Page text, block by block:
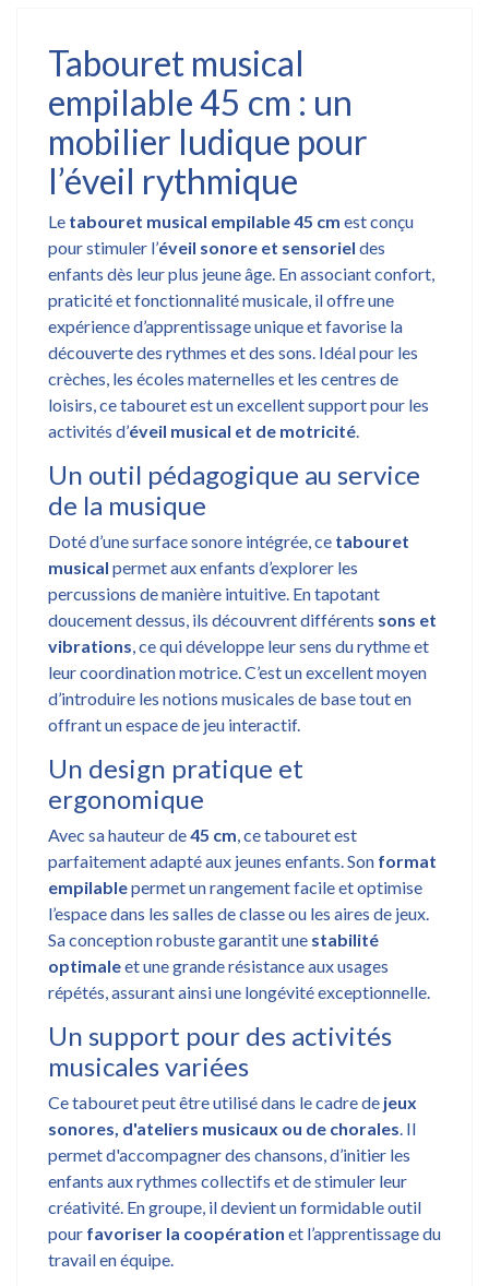
Tabouret musical
empilable 45 cm : un
mobilier ludique pour
l’éveil rythmique
Le tabouret musical empilable 45 cm est conçu
pour stimuler l’éveil sonore et sensoriel des
enfants dès leur plus jeune âge. En associant confort,
praticité et fonctionnalité musicale, il offre une
expérience d’apprentissage unique et favorise la
découverte des rythmes et des sons. Idéal pour les
crèches, les écoles maternelles et les centres de
loisirs, ce tabouret est un excellent support pour les
activités d’éveil musical et de motricité.
Un outil pédagogique au service
de la musique
Doté d’une surface sonore intégrée, ce tabouret
musical permet aux enfants d’explorer les
percussions de manière intuitive. En tapotant
doucement dessus, ils découvrent différents sons et
vibrations, ce qui développe leur sens du rythme et
leur coordination motrice. C’est un excellent moyen
d’introduire les notions musicales de base tout en
offrant un espace de jeu interactif.
Un design pratique et
ergonomique
Avec sa hauteur de45 cm, ce tabouret est
parfaitement adapté aux jeunes enfants. Son format
empilablepermet un rangement facile et optimise
l’espace dans les salles de classe ou les aires de jeux.
Sa conception robuste garantit une stabilité
optimaleet une grande résistance aux usages
répétés, assurant ainsi une longévité exceptionnelle.
Un support pour des activités
musicales variées
Ce tabouret peut être utilisé dans le cadre de jeux
sonores, d'ateliers musicaux ou de chorales. Il
permet d'accompagner des chansons, d’initier les
enfants aux rythmes collectifs et de stimuler leur
créativité. En groupe, il devient un formidable outil
pour favoriser la coopération et l’apprentissage du
travail en équipe.